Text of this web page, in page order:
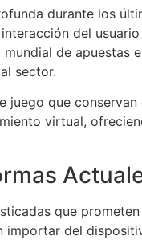
durante los
del
de
sector.
que conservan
virtual,
que
del